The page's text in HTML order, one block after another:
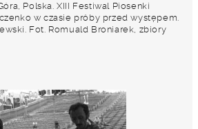
Polska. XIII Festiwal Piosenki
w czasie próby przed występem.
Fot. Romuald Broniarek, zbiory